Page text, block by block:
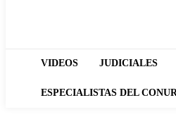
VIDEOS JUDICIALES
ESPECIALISTAS DEL